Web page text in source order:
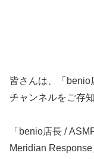
皆さんは、「benio
チャンネルをご存
「benio店長 /
Meridian